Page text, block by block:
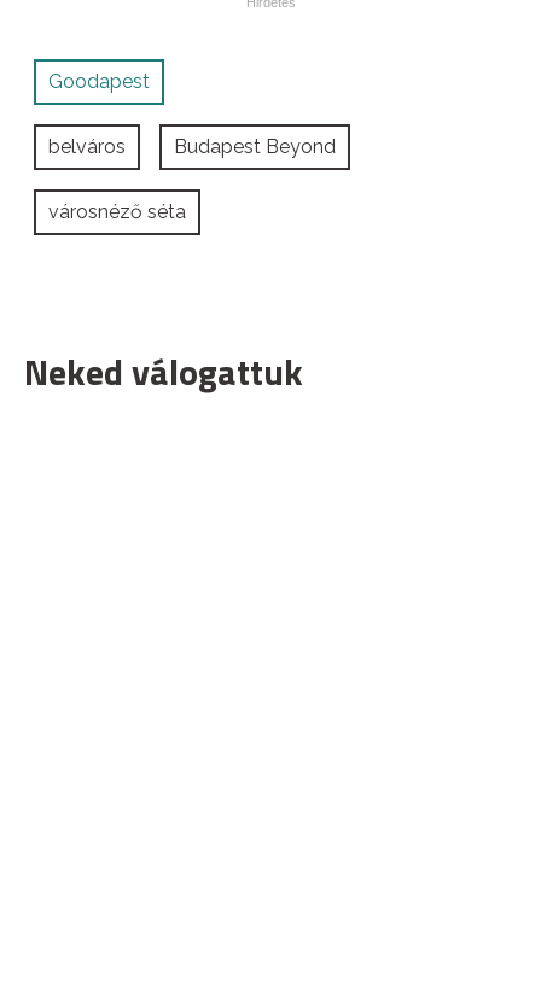
Goodapest
belváros Budapest Beyond
városnéző séta
Neked válogattuk